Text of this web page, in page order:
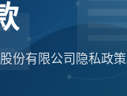
份有限公司隐私政策